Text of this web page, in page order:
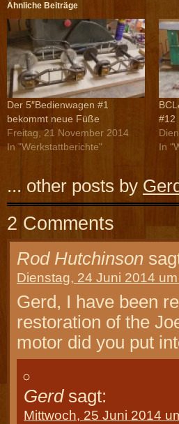
Ähnliche Beiträge
Der 5″Bedienwagen #1
bekommt neue Füße
Freitag, 21 November 2014
In "Werkstattberichte"
#12
In
... other posts by
2 Comments
Rod Hutchinson
Dienstag, 24 Juni 2014
Gerd, I have been
restoration of the
motor did you put
Gerd sagt:
Mittwoch, 25 Juni 2014